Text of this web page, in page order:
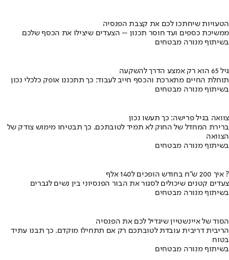
הטעויות שיחתכו לכם את קצבת הפנסיה
ממשיכת כספים ועד חוסר תכנון – הצעדים שיצילו את הכסף שלכם
בשיתוף מנורה מבטחים
גיל 65 הוא רק אמצע הדרך להשקעה
תוחלת החיים מתארכת והכסף חייב לעבוד: כך תתכננו אופק כלכלי נכון
בשיתוף מנורה מבטחים
צוואה בגיל פרישה: כך תעשו נכון
ברירת המחדל של החוק לא תמיד לטובתכם. כך תבטיחו מימוש צודק של
הצוואה
בשיתוף מנורה מבטחים
איך 200 ש"ח בחודש הופכים ל140 אלף ?
צעדים קטנים שיכולים לסגור את הבור הפנסיוני בין נשים לגברים
בשיתוף מנורה מבטחים
הסוד של איינשטיין שיגדיל לכם את הפנסיה
הריבית דריבית עובדת לטובתכם רק אם תתחילו מוקדם. כך תבנו עתיד
בטוח
בשיתוף מנורה מבטחים